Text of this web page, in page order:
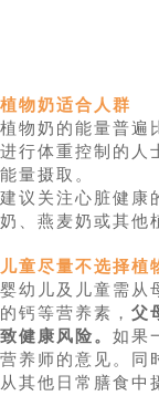
植物奶适合人群
植物奶的能量普遍
进行体重控制的人
能量摄取。
建议关注心脏健康
奶、燕麦奶或其他
儿童尽量不选择植
婴幼儿及儿童需从
的钙等营养素， 父
致健康风险。 如果
营养师的意见。同
从其他日常膳食中